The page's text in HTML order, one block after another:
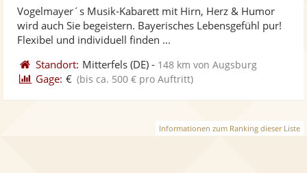
Fotos
5
Vogelmayer´s Musik-Kabarett mit Hirn, Herz & Humor
wird auch Sie begeistern. Bayerisches Lebensgefühl pur!
Flexibel und individuell finden ...
Standort: Mitterfels (DE) - 148 km von Augsburg
Gage: € (bis ca. 500 € pro Auftritt)
Informationen zum Ranking dieser Liste